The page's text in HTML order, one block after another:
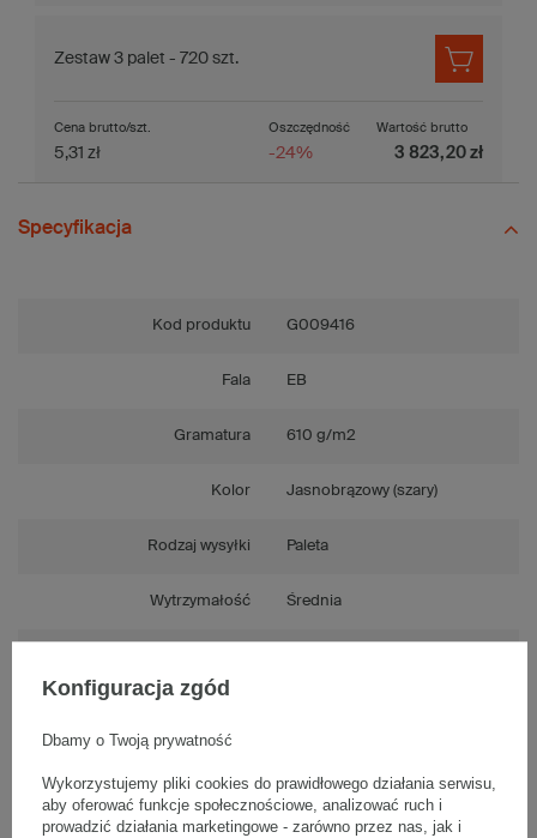
Zestaw 3 palet - 720 szt.
Oszczędność
-24%
Cena brutto/szt.
5,31 zł
Wartość brutto
3 823,20 zł
Specyfikacja
Kod produktu G009416
Fala EB
Gramatura 610 g/m2
Kolor Jasnobrązowy (szary)
Rodzaj wysyłki Paleta
Wytrzymałość Średnia
Konfiguracja zgód
Dbamy o Twoją prywatność
Wykorzystujemy pliki cookies do prawidłowego działania serwisu,
aby oferować funkcje społecznościowe, analizować ruch i
prowadzić działania marketingowe - zarówno przez nas, jak i